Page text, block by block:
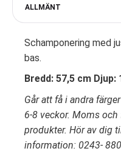
ALLMÄNT
Schamponering med
bas.
Bredd: 57,5 cm
Går att få i andra
6-8 veckor. Moms
produkter. Hör av dig
information: 0243-